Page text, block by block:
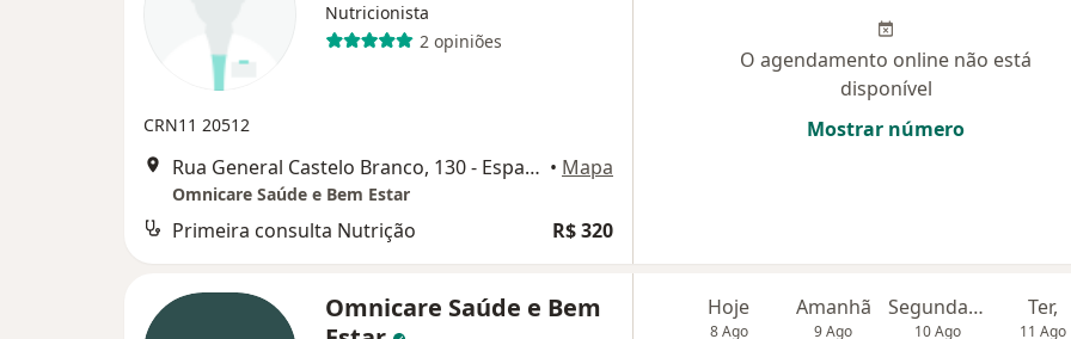
Nutricionista
2 opiniões
CRN11 20512
Rua General Castelo Branco, 130 - Espaço Vida, Fortaleza • Mapa
Omnicare Saúde e Bem Estar
Primeira consulta Nutrição R$ 320
O agendamento online não está
disponível
Mostrar número
Omnicare Saúde e Bem
Hoje
8 Ago
Amanhã
9 Ago
Segunda-feira
10 Ago
Ter,
11 Ago